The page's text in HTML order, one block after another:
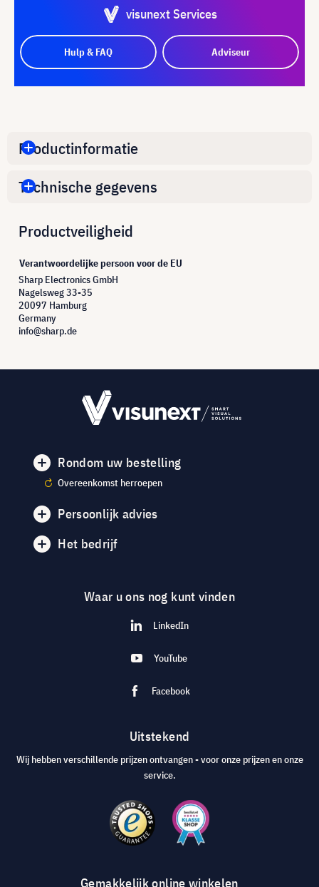
visunext Services
Hulp & FAQ Adviseur
Productinformatie
Technische gegevens
Productveiligheid
Verantwoordelijke persoon voor de EU
Sharp Electronics GmbH
Nagelsweg 33-35
20097 Hamburg
Germany
info@sharp.de
Rondom uw bestelling
Overeenkomst herroepen
Persoonlijk advies
Het bedrijf
Waar u ons nog kunt vinden
LinkedIn
YouTube
Facebook
Uitstekend
Wij hebben verschillende prijzen ontvangen - voor onze prijzen en onze
service.
Gemakkelijk online winkelen